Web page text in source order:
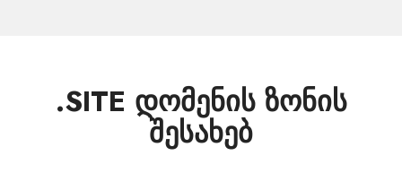
.SITE დომენის ზონის
შესახებ